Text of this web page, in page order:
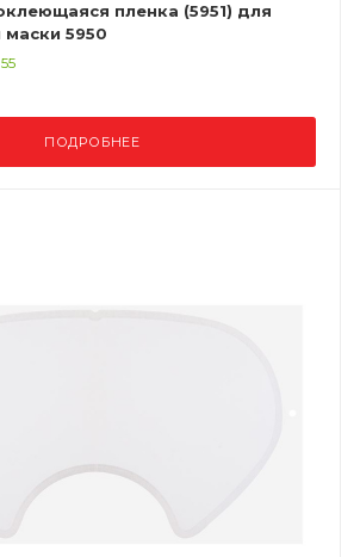
пленка (5951) для
5950
ПОДРОБНЕЕ